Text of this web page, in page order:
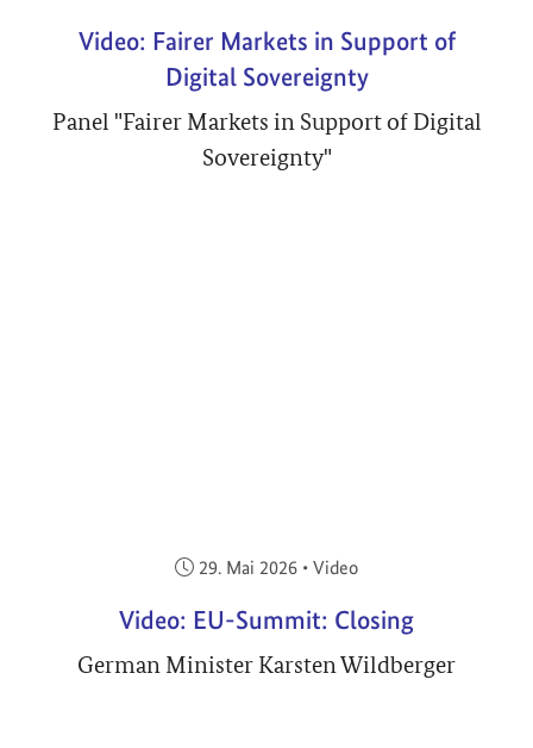
Video: Fairer Markets in Support of
Digital Sovereignty
Panel "Fairer Markets in Support of Digital
Sovereignty"
Veröffentlicht am:
29. Mai 2026 • Video
Video: EU-Summit: Closing
German Minister Karsten Wildberger